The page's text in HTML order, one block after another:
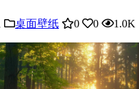
桌面壁纸 0 0 1.0K